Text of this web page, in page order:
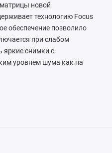
новой
технологию Focus
обеспечение позволило
при слабом
яркие снимки с
уровнем шума как на